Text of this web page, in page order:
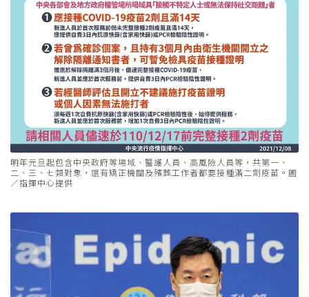
明年元旦起包含中央政府等場域、醫護人員、高風險人員等，共第一、
二、三、七類對象，還有矯正機關及殯葬工作者都要接種滿二劑疫苗。圖
／指揮中心提供